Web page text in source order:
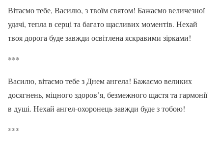
Вітаємо тебе, Василю, з твоїм святом! Бажаємо величезної
удачі, тепла в серці та багато щасливих моментів. Нехай
твоя дорога буде завжди освітлена яскравими зірками!
***
Василю, вітаємо тебе з Днем ангела! Бажаємо великих
досягнень, міцного здоров’я, безмежного щастя та гармонії
в душі. Нехай ангел-охоронець завжди буде з тобою!
***